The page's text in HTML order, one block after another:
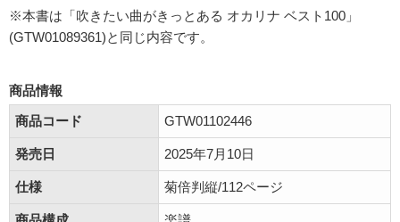
※本書は「吹きたい曲がきっとある オカリナ ベスト100」
(GTW01089361)と同じ内容です。
商品情報
商品コード
GTW01102446
発売日 2025年7月10日
仕様 菊倍判縦/112ページ